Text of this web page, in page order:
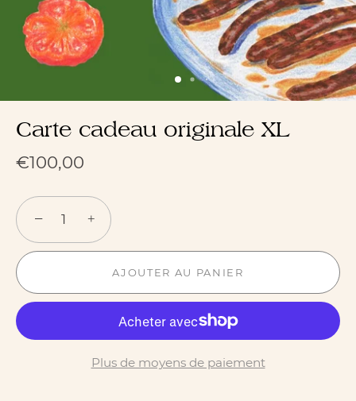
Carte cadeau originale XL
€100,00
− +
AJOUTER AU PANIER
Plus de moyens de paiement